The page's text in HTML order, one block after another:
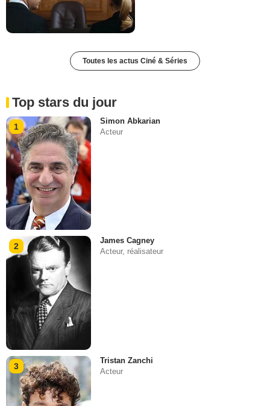
Toutes les actus Ciné & Séries
Top stars du jour
1
Simon Abkarian
Acteur
2
James Cagney
Acteur, réalisateur
3
Tristan Zanchi
Acteur